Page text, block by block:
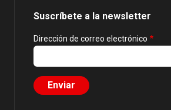
Suscríbete a la newsletter
Dirección de correo electrónico